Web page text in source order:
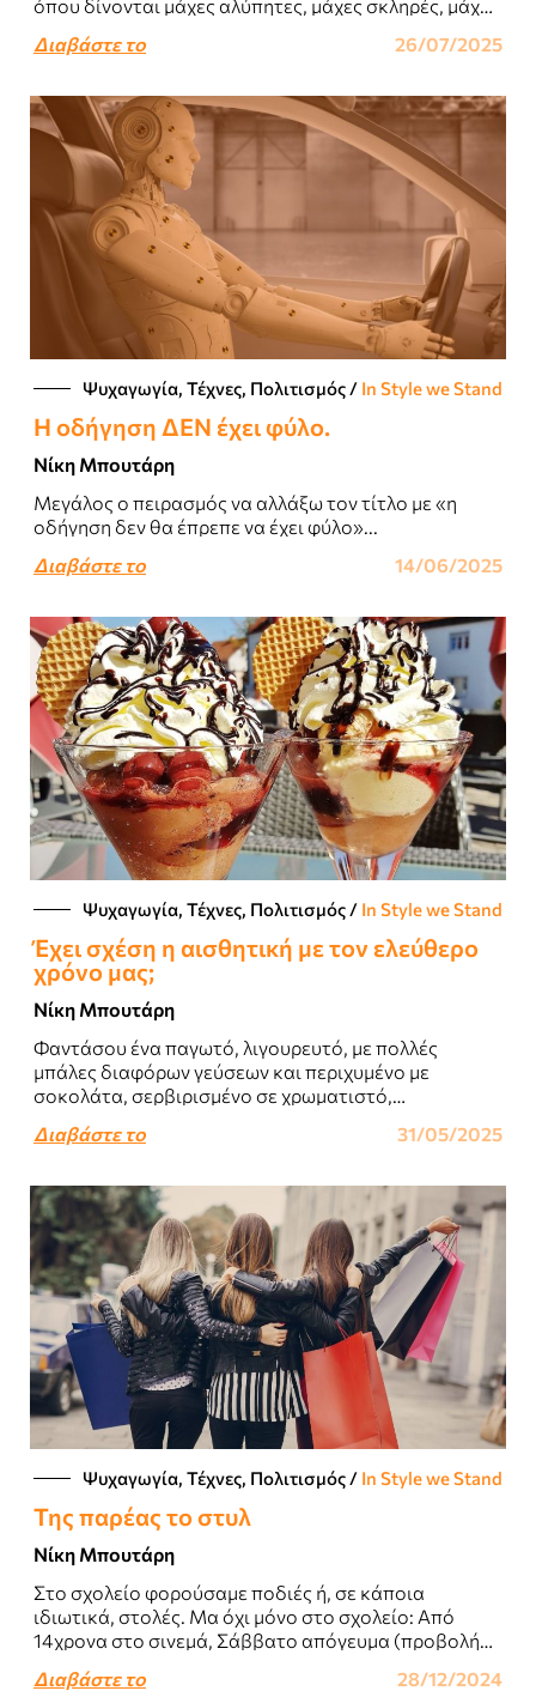
όπου δίνονται μάχες αλύπητες, μάχες σκληρές, μάχες
Διαβάστε το 26/07/2025
Ψυχαγωγία, Τέχνες, Πολιτισμός / In Style we Stand
Η οδήγηση ΔΕΝ έχει φύλο.
Νίκη Μπουτάρη
Μεγάλος ο πειρασμός να αλλάξω τον τίτλο με «η
οδήγηση δεν θα έπρεπε να έχει φύλο»...
Διαβάστε το
14/06/2025
Ψυχαγωγία, Τέχνες, Πολιτισμός / In Style we Stand
Έχει σχέση η αισθητική με τον ελεύθερο
χρόνο μας;
Νίκη Μπουτάρη
Φαντάσου ένα παγωτό, λιγουρευτό, με πολλές
μπάλες διαφόρων γεύσεων και περιχυμένο με
σοκολάτα, σερβιρισμένο σε χρωματιστό,
εσένα να το απολαμβάνεις (απενοχοποιημένα,..
Διαβάστε το 31/05/2025
Ψυχαγωγία, Τέχνες, Πολιτισμός / In Style we Stand
Της παρέας το στυλ
Νίκη Μπουτάρη
Στο σχολείο φορούσαμε ποδιές ή, σε κάποια
ιδιωτικά, στολές. Μα όχι μόνο στο σχολείο: Από
14χρονα στο σινεμά, Σάββατο απόγευμα (προβολή
Διαβάστε το 28/12/2024